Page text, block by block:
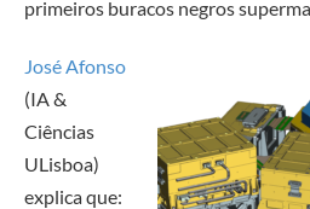
primeiros buracos negros
José Afonso
(IA &
Ciências
ULisboa)
explica que: